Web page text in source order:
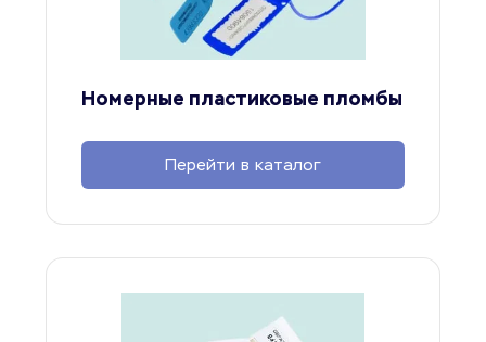
Номерные пластиковые пломбы
Перейти в каталог